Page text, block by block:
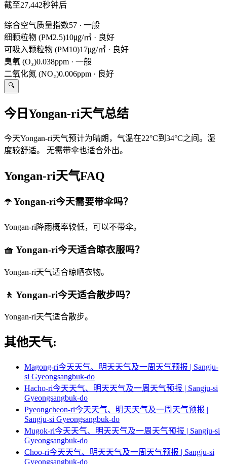
截至27,442秒钟后
综合空气质量指数57 · 一般
细颗粒物 (PM2.5)10㎍/㎥ · 良好
可吸入颗粒物 (PM10)17㎍/㎥ · 良好
臭氧 (O₃)0.038ppm · 一般
二氧化氮 (NO₂)0.006ppm · 良好
🔍
今日Yongan-ri天气总结
今天Yongan-ri天气预计为晴朗，气温在22°C到34°C之间。湿
度较舒适。 无需带伞也适合外出。
Yongan-ri天气FAQ
☂️ Yongan-ri今天需要带伞吗？
Yongan-ri降雨概率较低，可以不带伞。
🧺 Yongan-ri今天适合晾衣服吗？
Yongan-ri天气适合晾晒衣物。
🚶 Yongan-ri今天适合散步吗？
Yongan-ri天气适合散步。
其他天气:
Magong-ri今天天气、明天天气及一周天气预报 | Sangju-
si Gyeongsangbuk-do
Hacho-ri今天天气、明天天气及一周天气预报 | Sangju-si
Gyeongsangbuk-do
Pyeongcheon-ri今天天气、明天天气及一周天气预报 |
Sangju-si Gyeongsangbuk-do
Mugok-ri今天天气、明天天气及一周天气预报 | Sangju-si
Gyeongsangbuk-do
Choo-ri今天天气、明天天气及一周天气预报 | Sangju-si
Gyeongsangbuk-do